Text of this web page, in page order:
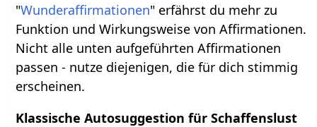
"Wunderaffirmationen" erfährst du mehr zu
Funktion und Wirkungsweise von Affirmationen.
Nicht alle unten aufgeführten Affirmationen
passen - nutze diejenigen, die für dich stimmig
erscheinen.
Klassische Autosuggestion für Schaffenslust